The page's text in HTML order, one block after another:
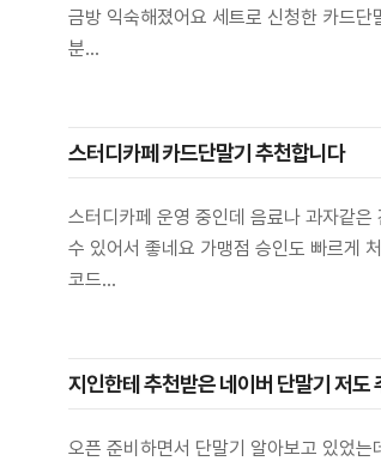
금방 익숙해졌어요 세트로 신청한 카드
분...
스터디카페 카드단말기 추천합니다
스터디카페 운영 중인데 음료나 과자같
수 있어서 좋네요 가맹점 승인도 빠르게
코드...
지인한테 추천받은 네이버 단말기 저도
오픈 준비하면서 단말기 알아보고 있었